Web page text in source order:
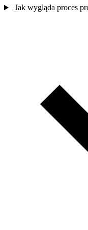
Jak wygląda proces